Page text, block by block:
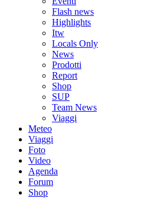
Flash news
Highlights
Itw
Locals Only
News
Prodotti
Report
Shop
SUP
Team News
Viaggi
Meteo
Viaggi
Foto
Video
Agenda
Forum
Shop